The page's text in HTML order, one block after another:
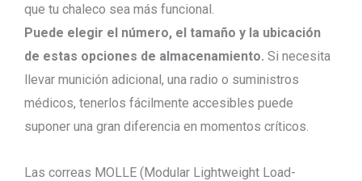
que tu chaleco sea más funcional.
Puede elegir el número, el tamaño y la ubicación
de estas opciones de almacenamiento. Si necesita
llevar munición adicional, una radio o suministros
médicos, tenerlos fácilmente accesibles puede
suponer una gran diferencia en momentos críticos.
Las correas MOLLE (Modular Lightweight Load-